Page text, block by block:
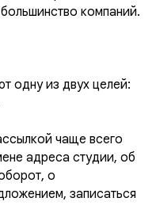
компаний.
одну из двух целей:
чаще всего
адреса студии, об
о
записаться